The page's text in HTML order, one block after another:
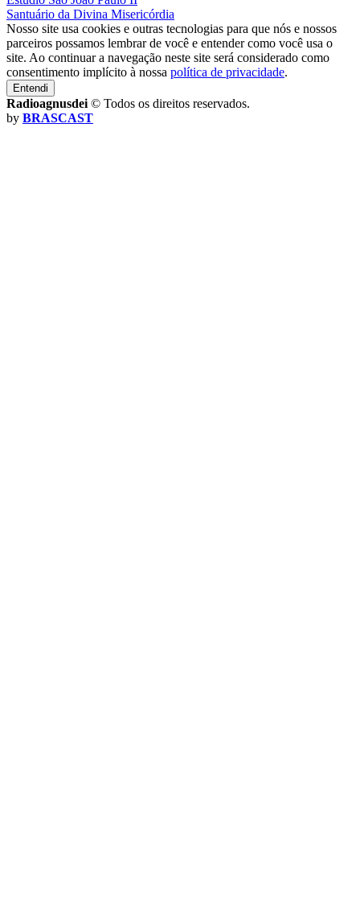
Santuário da Divina Misericórdia
Nosso site usa cookies e outras tecnologias para que nós e nossos
parceiros possamos lembrar de você e entender como você usa o
site. Ao continuar a navegação neste site será considerado como
consentimento implícito à nossa política de privacidade.
Entendi
Radioagnusdei© Todos os direitos reservados.
by BRASCAST